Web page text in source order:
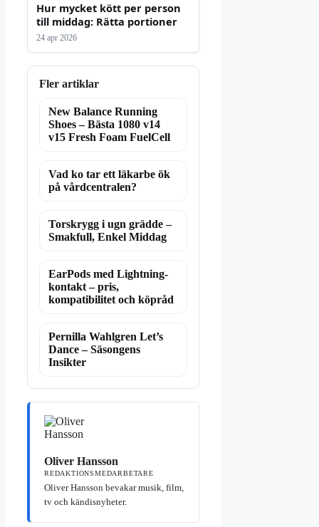
Hur mycket kött per person
till middag: Rätta portioner
24 apr 2026
Fler artiklar
New Balance Running
Shoes – Bästa 1080 v14
v15 Fresh Foam FuelCell
Vad ko tar ett läkarbe ök
på vårdcentralen?
Torskrygg i ugn grädde –
Smakfull, Enkel Middag
EarPods med Lightning-
kontakt – pris,
kompatibilitet och köpråd
Pernilla Wahlgren Let’s
Dance – Säsongens
Insikter
Oliver Hansson
REDAKTIONSMEDARBETARE
Oliver Hansson bevakar musik, film,
tv och kändisnyheter.